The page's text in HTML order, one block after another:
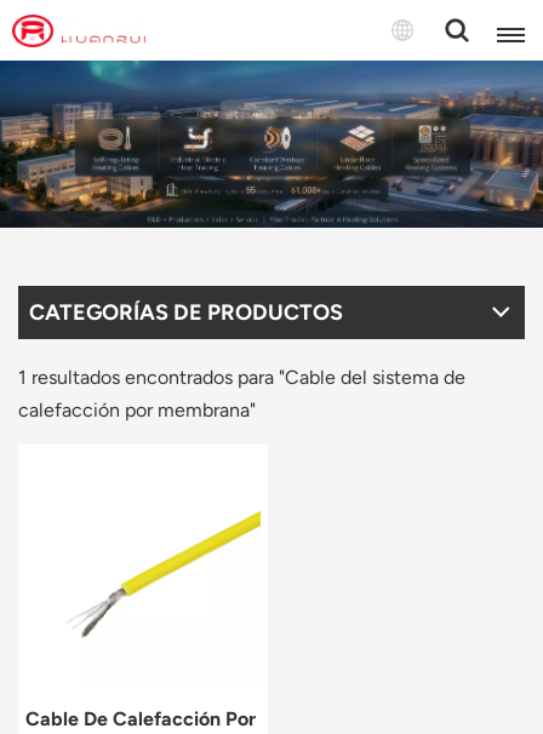
Español
English
français
русский
italiano
CATEGORÍAS DE PRODUCTOS
1 resultados encontrados para "Cable del sistema de
calefacción por membrana"
Cable De Calefacción Por